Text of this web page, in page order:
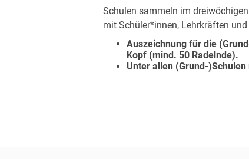
Schulen sammeln im
mit Schüler*innen, Lehrkräften
Auszeichnung für die
Kopf (mind. 50 Radelnde).
Unter allen (Grund-